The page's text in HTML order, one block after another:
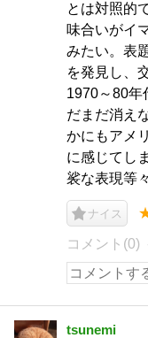
とは対照的
味合いがイ
みたい。表
を発見し、
1970～80年
だまだ消え
かにもアメ
に感じてし
裟な表現等々
ナイス
コメント(0)
tsunemi